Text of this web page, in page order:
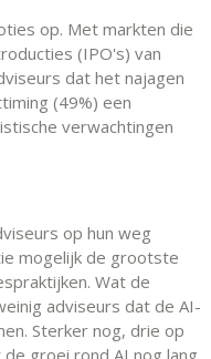
op. Met markten die
(IPO's) van
dat het najagen
(49%) een
verwachtingen
op hun weg
mogelijk de grootste
Wat de
adviseurs dat de AI-
Sterker nog, drie op
groei rond AI nog lang